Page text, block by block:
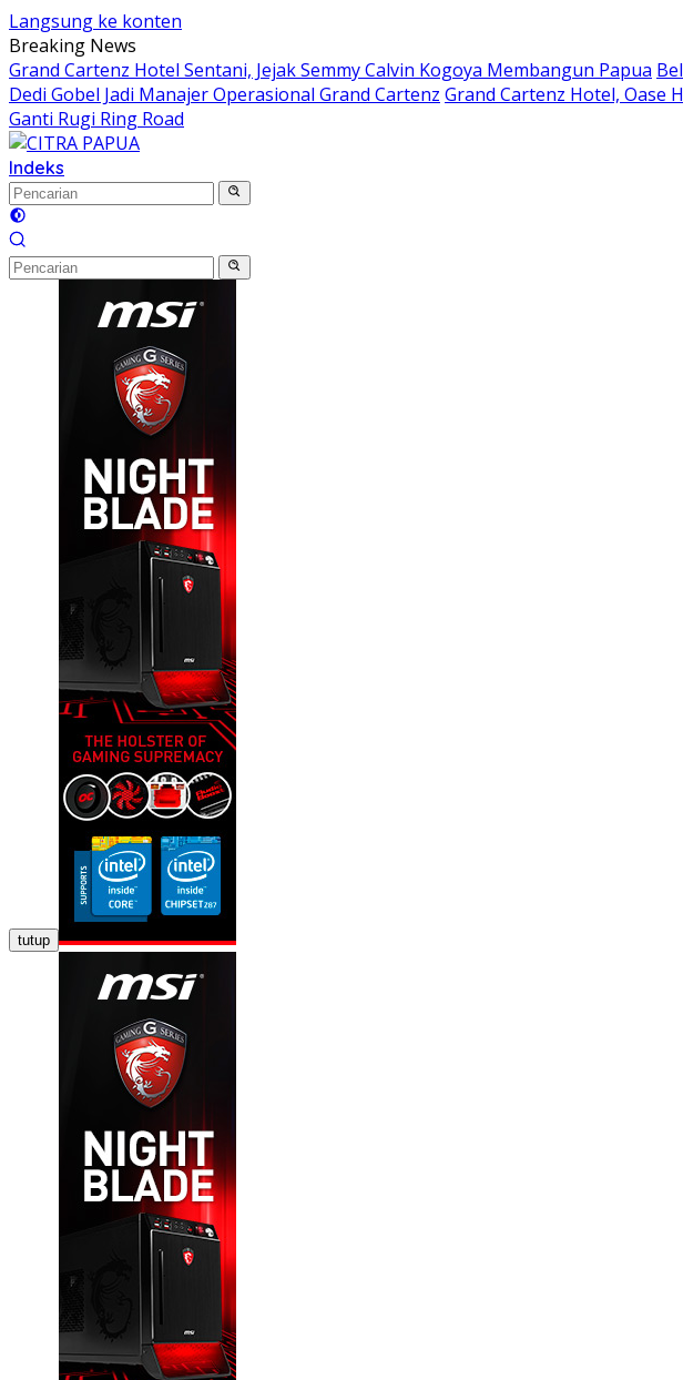
Langsung ke konten
Breaking News
Grand Cartenz Hotel Sentani, Jejak Semmy Calvin Kogoya Membangun Papua
Dedi Gobel Jadi Manajer Operasional Grand Cartenz Grand Cartenz Hotel, Oase
Ganti Rugi Ring Road
Indeks
tutup